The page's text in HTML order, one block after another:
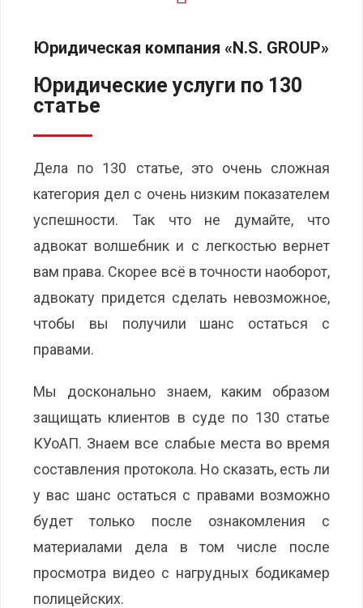
Юридическая компания «N.S. GROUP»
Юридические услуги по 130
статье
Дела по 130 статье, это очень сложная
категория дел с очень низким показателем
успешности. Так что не думайте, что
адвокат волшебник и с легкостью вернет
вам права. Скорее всё в точности наоборот,
адвокату придется сделать невозможное,
чтобы вы получили шанс остаться с
правами.
Мы досконально знаем, каким образом
защищать клиентов в суде по 130 статье
КУоАП. Знаем все слабые места во время
составления протокола. Но сказать, есть ли
у вас шанс остаться с правами возможно
будет только после ознакомления с
материалами дела в том числе после
просмотра видео с нагрудных бодикамер
полицейских.